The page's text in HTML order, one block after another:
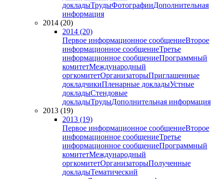
докладыТрудыФотографииДополнительная
информация
2014 (20)
2014 (20)
Первое информационное сообщениеВторое
информационное сообщениеТретье
информационное сообщениеПрограммный
комитетМеждународный
оргкомитетОрганизаторыПриглашенные
докладчикиПленарные докладыУстные
докладыСтендовые
докладыТрудыДополнительная информация
2013 (19)
2013 (19)
Первое информационное сообщениеВторое
информационное сообщениеТретье
информационное сообщениеПрограммный
комитетМеждународный
оргкомитетОрганизаторыПолученные
докладыТематический